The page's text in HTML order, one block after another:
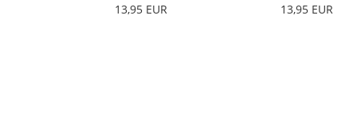
13,95 EUR
13,95 EUR